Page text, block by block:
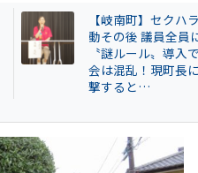
【和歌山自民】世
成氏が復党で 保守
の和歌山市長選に
響 ！世耕派・尾崎
県議が有力候補へ